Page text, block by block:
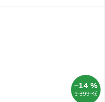
koupelně velmi svěží vzhled.
1 399 Kč
–14 %